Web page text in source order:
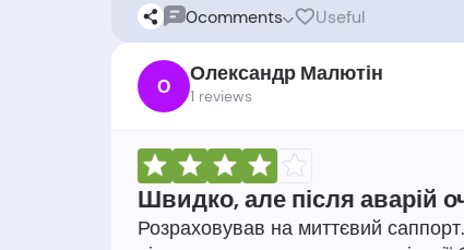
0comments Useful
О Олександр Малютін
1 reviews
Швидко, але після аварій
Розраховував на миттєвий